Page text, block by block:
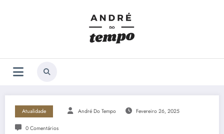
Atualidade André Do Tempo Fevereiro 26, 2025
0 Comentários